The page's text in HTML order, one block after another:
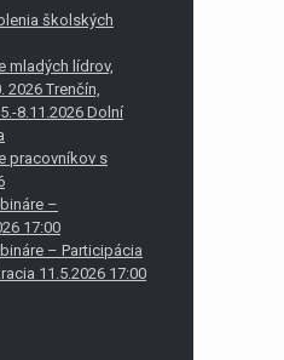
školských
mladých lídrov,
Trenčín,
8.11.2026 Dolní
pracovníkov s
–
17:00
– Participácia
11.5.2026 17:00